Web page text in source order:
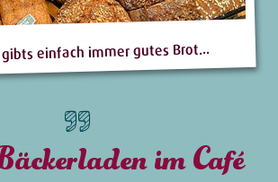
einfach immer gutes Brot...
im Café